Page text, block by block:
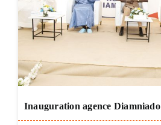
Inauguration agence Diamniado